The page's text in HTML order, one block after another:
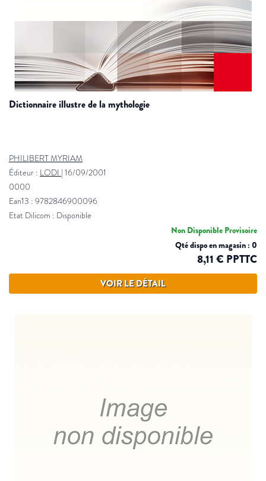
dictionnaire illustre de la mythologie
PHILIBERT MYRIAM
Éditeur : LODI | 16/09/2001
0000
Ean13 : 9782846900096
Etat Dilicom : Disponible
Non Disponible Provisoire
Qté dispo en magasin : 0
8,11 € PPTTC
VOIR LE DÉTAIL